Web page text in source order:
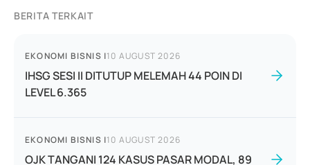
BERITA TERKAIT
EKONOMI BISNIS |10 AUGUST 2026
IHSG SESI II DITUTUP MELEMAH 44 POIN DI
LEVEL 6.365
EKONOMI BISNIS |10 AUGUST 2026
OJK TANGANI 124 KASUS PASAR MODAL, 89